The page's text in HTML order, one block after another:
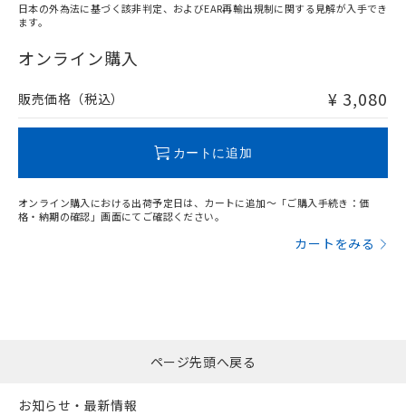
在庫等で未対応品が混在する可能性があります。
問い合わせください。
日本の外為法に基づく該非判定、およびEAR再輸出規制に関する見解が入手でき
ます。
オンライン購入
販売価格（税込） ¥ 3,080
カートに追加
オンライン購入における出荷予定日は、カートに追加～「ご購入手続き：価
格・納期の確認」画面にてご確認ください。
カートをみる
ページ先頭へ戻る
お知らせ・最新情報